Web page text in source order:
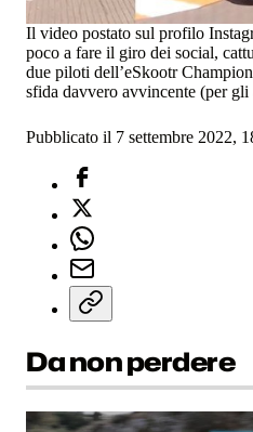
Il video postato sul profilo
poco a fare il giro dei social,
due piloti dell’eSkootr
sfida davvero avvincente (per gli
Pubblicato il 7 settembre 2022,
Da non perdere